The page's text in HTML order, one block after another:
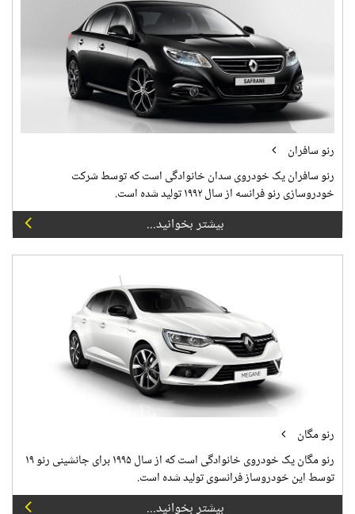
رنو سافران
رنو سافران یک خودروی سدان خانوادگی است که توسط شرکت
خودروسازی رنو فرانسه از سال ۱۹۹۲ تولید شده است.
بیشتر بخوانید...
رنو مگان
رنو مگان یک خودروی خانوادگی است که از سال ۱۹۹۵ برای جانشینی رنو ۱۹
توسط این خودروساز فرانسوی تولید شده است.
بیشتر بخوانید...